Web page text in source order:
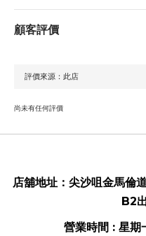
顧客評價
尚未有任何評價
店舖地址： 尖沙咀金馬倫
B2
營業時間 : 星